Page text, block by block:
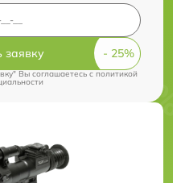
заявку
Вы соглашаетесь cполитикой